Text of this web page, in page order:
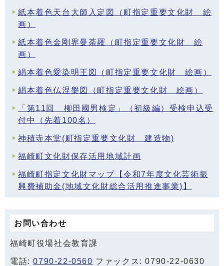
紙本着色天台大師入定図（町指定重要文化財 絵
画）
紙本着色金剛界曼荼羅（町指定重要文化財 絵
画）
絹本着色愛染明王図（町指定重要文化財 絵画）
絹本着色仏涅槃図（町指定重要文化財 絵画）
「第11回 柳田國男検定」（初級編）受検申込受
付中（先着100名）
神積寺本堂(町指定重要文化財 建造物)
福崎町文化財保存活用地域計画
福崎町指定文化財マップ【令和7年度文化芸術振
興費補助金(地域文化財総合活用推進事業)】
お問い合わせ
福崎町役場社会教育課
電話:0790-22-0560 ファックス: 0790-22-0630